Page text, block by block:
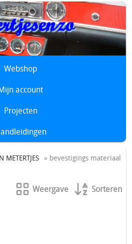
Webshop
account
Projecten
METERTJES » bevestigings materiaal
Weergave Sorteren